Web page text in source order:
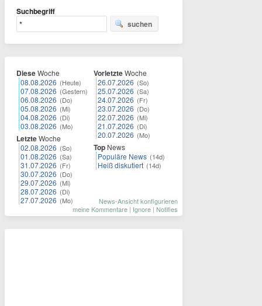
Suchbegriff
suchen
DieseWoche
08.08.2026 (Heute)
07.08.2026 (Gestern)
06.08.2026 (Do)
05.08.2026 (Mi)
04.08.2026 (Di)
03.08.2026 (Mo)
LetzteWoche
02.08.2026 (So)
01.08.2026 (Sa)
31.07.2026 (Fr)
30.07.2026 (Do)
29.07.2026 (Mi)
28.07.2026 (Di)
27.07.2026 (Mo)
VorletzteWoche
26.07.2026 (So)
25.07.2026 (Sa)
24.07.2026 (Fr)
23.07.2026 (Do)
22.07.2026 (Mi)
21.07.2026 (Di)
20.07.2026 (Mo)
Top News
Populäre News (14d)
Heiß diskutiert (14d)
News-Ansicht konfigurieren
meine Kommentare | Ignore | Notifies